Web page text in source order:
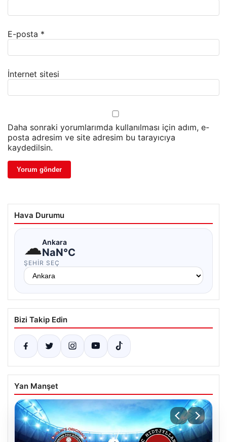
E-posta *
İnternet sitesi
Daha sonraki yorumlarımda kullanılması için adım, e-
posta adresim ve site adresim bu tarayıcıya
kaydedilsin.
Hava Durumu
☁Ankara
NaN°C
ŞEHIR SEÇ
Bizi Takip Edin
Yan Manşet